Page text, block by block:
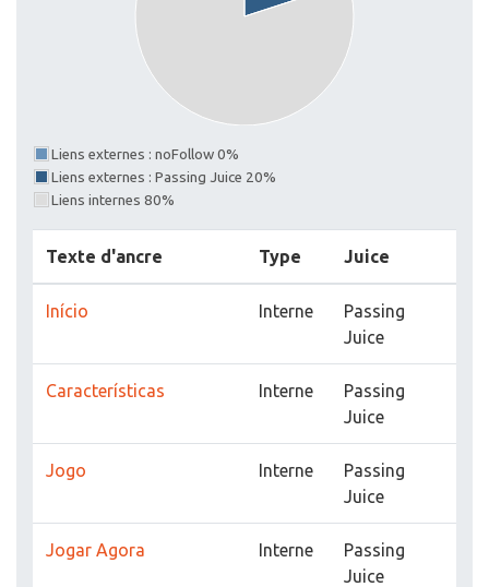
Liens externes : noFollow 0%
Liens externes : Passing Juice 20%
Liens internes 80%
Texte d'ancre Type Juice
Início Interne
Passing
Juice
Características Interne
Passing
Juice
Jogo Interne
Passing
Juice
Jogar Agora Interne
Passing
Juice